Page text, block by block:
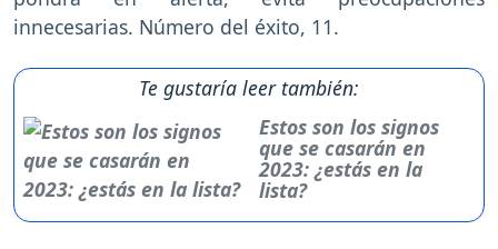
innecesarias. Número del éxito, 11.
Te gustaría leer también:
Estos son los signos
que se casarán en
2023: ¿estás en la
lista?